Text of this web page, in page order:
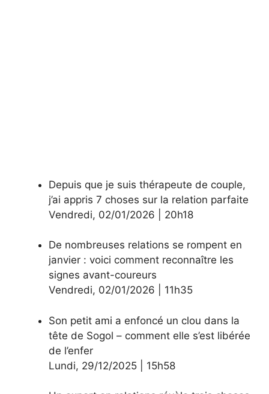
Depuis que je suis thérapeute de couple,
j’ai appris 7 choses sur la relation parfaite
Vendredi, 02/01/2026 20h18
De nombreuses relations se rompent en
janvier : voici comment reconnaître les
signes avant-coureurs
Vendredi, 02/01/2026 11h35
Son petit ami a enfoncé un clou dans la
tête de Sogol – comment elle s’est libérée
de l’enfer
Lundi, 29/12/2025 15h58